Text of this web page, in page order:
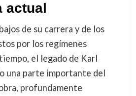
actual
de su carrera y de los
por los regímenes
el legado de Karl
una parte importante del
profundamente